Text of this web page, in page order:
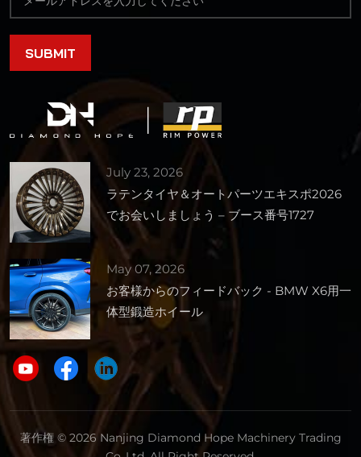
July 23, 2026
ラテンタイヤ＆オートパーツエキスポ2026
でお会いしましょう – ブース番号1727
May 07, 2026
お客様からのフィードバック - BMW X6用一
体型鍛造ホイール
著作権 © 2026 Nanjing Diamond Hope Machinery Trading